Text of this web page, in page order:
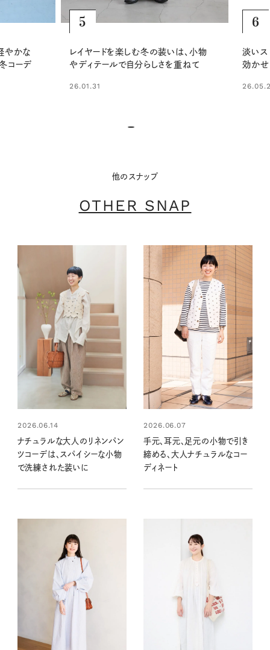
かな
ーデ
レイヤードを楽しむ冬の装いは、小物
やディテールで自分らしさを重ねて
26.01.31
淡いスト
効かせ
26.05.29
他のスナップ
OTHER SNAP
2026.06.14
ナチュラルな大人のリネンパン
ツコーデは、スパイシーな小物
で洗練された装いに
2026.06.07
手元、耳元、足元の小物で引き
締める、大人ナチュラルなコー
ディネート